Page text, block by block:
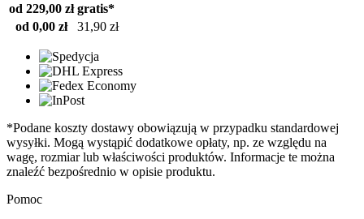
od 229,00 zł gratis*
od 0,00 zł
31,90 zł
*Podane koszty dostawy obowiązują w przypadku standardowej
wysyłki. Mogą wystąpić dodatkowe opłaty, np. ze względu na
wagę, rozmiar lub właściwości produktów. Informacje te można
znaleźć bezpośrednio w opisie produktu.
Pomoc